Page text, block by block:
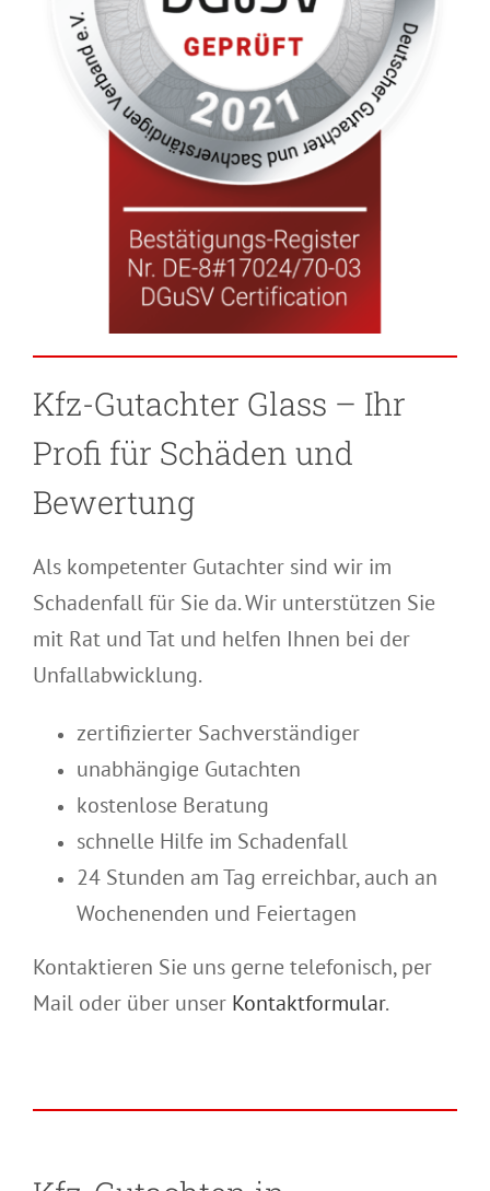
Kfz-Gutachter Glass – Ihr
Profi für Schäden und
Bewertung
Als kompetenter Gutachter sind wir im
Schadenfall für Sie da. Wir unterstützen Sie
mit Rat und Tat und helfen Ihnen bei der
Unfallabwicklung.
zertifizierter Sachverständiger
unabhängige Gutachten
kostenlose Beratung
schnelle Hilfe im Schadenfall
24 Stunden am Tag erreichbar, auch an
Wochenenden und Feiertagen
Kontaktieren Sie uns gerne telefonisch, per
Mail oder über unser Kontaktformular.